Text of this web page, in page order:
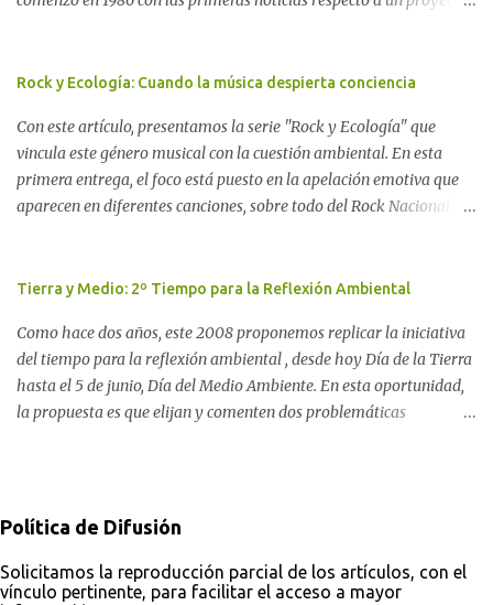
proyecto legislativo nacional al respecto. En este artículo, la
Movimiento Antinuclear de Chubut (MACH) liderada por Javier
Rodríguez Pardo, como una lección de rebelión democrática
territorial frente a las imposiciones de la tecnocracia nuclear
globalizada. Dossier N° 3 "La crisis nuclear en el mundo. A 10 años
Dukal.
Rock y Ecología: Cuando la música despierta conciencia
Con este artículo, presentamos la serie "Rock y Ecología" que
vincula este género musical con la cuestión ambiental. En esta
primera entrega, el foco está puesto en la apelación emotiva que
aparecen en diferentes canciones, sobre todo del Rock Nacional.
Carolina Aponte La Madre Tierra se escucha en las canciones del
Tierra y Medio: 2º Tiempo para la Reflexión Ambiental
Como hace dos años, este 2008 proponemos replicar la iniciativa
del tiempo para la reflexión ambiental , desde hoy Día de la Tierra
hasta el 5 de junio, Día del Medio Ambiente. En esta oportunidad,
la propuesta es que elijan y comenten dos problemáticas
la toma de conciencia es un factor imprescindible. Por ello, además
observación de medios, buscamos fomentar una opinión pública
activa, que participe a través de caminos democráticos a la
Política de Difusión
Solicitamos la reproducción parcial de los artículos, con el
vínculo pertinente, para facilitar el acceso a mayor